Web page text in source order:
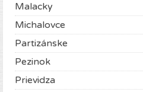
Malacky
Michalovce
Partizánske
Pezinok
Prievidza